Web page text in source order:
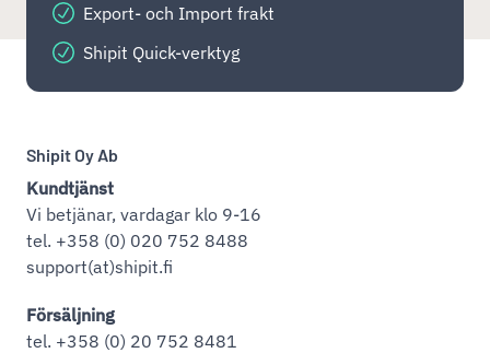
Export- och Import frakt
Shipit Quick-verktyg
Shipit Oy Ab
Kundtjänst
Vi betjänar, vardagar klo 9-16
tel. +358 (0) 020 752 8488
support(at)shipit.fi
Försäljning
tel. +358 (0) 20 752 8481